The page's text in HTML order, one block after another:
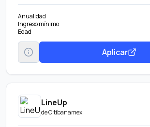
Anualidad
Ingreso mínimo
Edad
Aplicar
LineUp
deCitibanamex